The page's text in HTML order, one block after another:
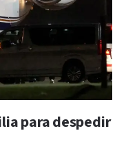
para despedir